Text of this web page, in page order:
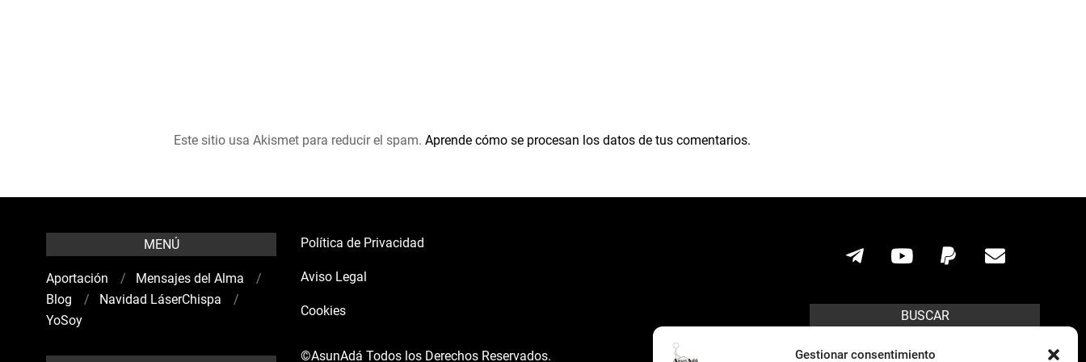
Gestionar consentimiento
Este sitio usa Akismet para reducir el spam. Aprende cómo se procesan los datos de tus comentarios.
MENÚ
Aportación
Mensajes del Alma
Blog
Navidad LáserChispa
YoSoy
Política de Privacidad
Aviso Legal
Cookies
©AsunAdá Todos los Derechos Reservados.
BUSCAR
Search